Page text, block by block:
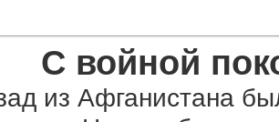
С войной
из Афганистана